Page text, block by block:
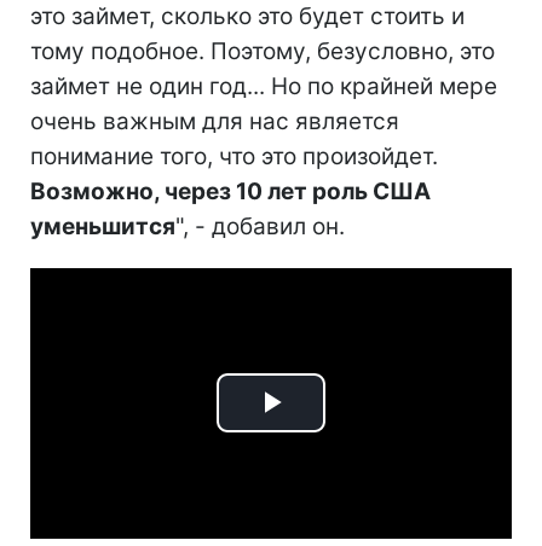
это займет, сколько это будет стоить и
тому подобное. Поэтому, безусловно, это
займет не один год... Но по крайней мере
очень важным для нас является
понимание того, что это произойдет.
Возможно, через 10 лет роль США
уменьшится", - добавил он.
Play